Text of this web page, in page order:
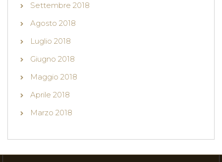
Settembre 2018
Agosto 2018
Luglio 2018
Giugno 2018
Maggio 2018
Aprile 2018
Marzo 2018